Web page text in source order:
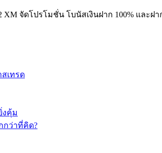
XM จัดโปรโมชั่น โบนัสเงินฝาก 100% แล
เทรด
งคุ้ม
กว่าที่คิด?